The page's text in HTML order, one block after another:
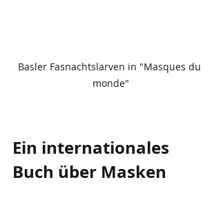
Basler Fasnachtslarven in "Masques du
monde"
Ein internationales
Buch über Masken